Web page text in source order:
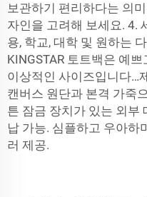
보관하기 편리하다는 의
자인을 고려해 보세요. 4.
용, 학교, 대학 및 원하는
KINGSTAR 토트백은 예
이상적인 사이즈입니다…
캔버스 원단과 본격 가죽
튼 잠금 장치가 있는 외부
납 가능. 심플하고 우아하
러 제공.